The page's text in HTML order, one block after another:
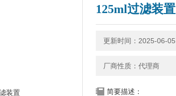
125ml过滤装置
更新时间：2025-06-05
厂商性质：代理商
简要描述：